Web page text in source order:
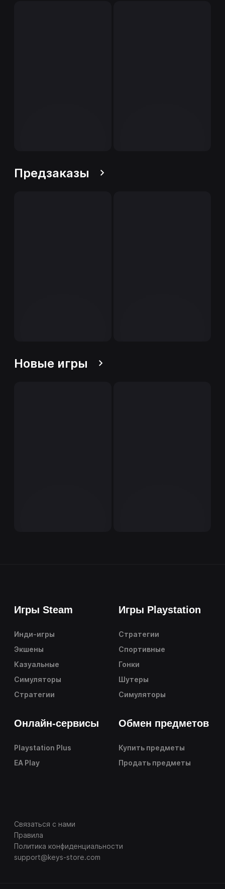
Предзаказы
Новые игры
Игры Steam
Инди-игры
Экшены
Казуальные
Симуляторы
Стратегии
Игры Playstation
Стратегии
Спортивные
Гонки
Шутеры
Симуляторы
Онлайн-сервисы
Playstation Plus
EA Play
Обмен предметов
Купить предметы
Продать предметы
Связаться с нами
Правила
Политика конфиденциальности
support@keys-store.com